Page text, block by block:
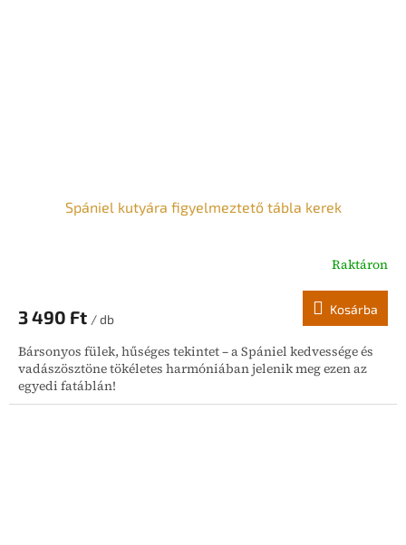
Spániel kutyára figyelmeztető tábla kerek
Raktáron
3 490 Ft / db
Kosárba
Bársonyos fülek, hűséges tekintet – a Spániel kedvessége és
vadászösztöne tökéletes harmóniában jelenik meg ezen az
egyedi fatáblán!